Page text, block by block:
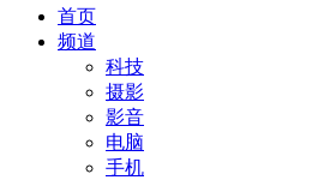
首页
频道
科技
摄影
影音
电脑
手机